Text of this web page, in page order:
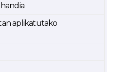
aplikatutako